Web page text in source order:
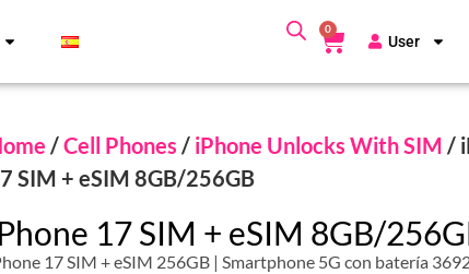
0
User
/Cell Phones / iPhone Unlocks With SIM /
SIM + eSIM 8GB/256GB
17 SIM + eSIM 8GB/
17 SIM + eSIM 256GB | Smartphone 5G con batería